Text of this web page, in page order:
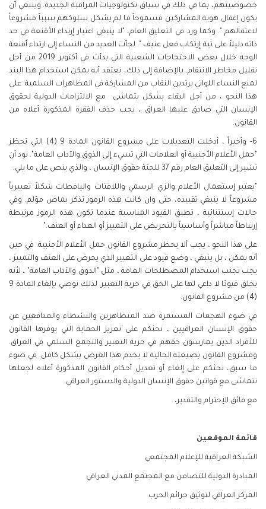
خصوصيتهم، بما في ذلك في سياق تكنولوجيات المراقبة الجديدة. وينبغي أن
يكون إغفال هوية المشاركين مسموحاً ما لم يشكل سلوكهم سبباً مشروعاُ
لاعتقالهم ". وكما ورد في التعليق العام، "لا ينبغي اعتبار إرتداء الأقنعة في حد
ذاته دليلاً على نية إرتكاب فعل عنيف ". لجأت العديد من النساء إلى ارتداء أقنعة
الوجه خلال بعض الاحتجاجات الشعبية التي بدأت في أكتوبر 2019 من أجل
تقليل مخاطر الانتقام. بالإضافة إلى ذلك، نعتقد أنه يمكن استخدام هذا البند
لمنع النساء اللواتي يرتدين النقاب من المشاركة في المظاهرات السلمية. على
هذا النحو ، من أجل البقاء بشكل يتماشى مع الالتزامات الدولية لحقوق
الإنسان التي صادق عليها العراق ، يجب حذف الفقرة المذكورة أعلاه من
القانون.
6- وأخيراً ، أدخلت التعديلات على مشروع القانون المادة 9 (4) التي تحظر
"حمل الأعلام الأجنبية أو العلامات التي تسيء إلى الذوق والآداب العامة". نود أن
نشير إلى التعليق العام رقم 37 للجنة حقوق الإنسان ، والذي ينص على ما يلي:
"يعتبر إستعمال الأعلام والزي الرسمي واللافتات واليافطات شكلاً تعبيرياً
مشروعاً لا ينبغي تقييده، حتى وان كانت هذه الرموز تذكر بماض مؤلم. وفي
حالات إستثنائية ، تطبق القيود المناسبة عندما تكون هذه الرموز مرتبطة
إرتباطاً مباشراً وأساسياً بالتحريض على التمييز أو العداء أو العنف."
على هذا النحو ، يجب ألا يحظر مشروع القانون حمل الأعلام الأجنبية. في حين
أنه يمكن ، بل ينبغي ، وضع قيود على التعبير الذي يحرض على العنف والتمييز ،
يجب تجنب استخدام المصطلحات العامة ، مثل "الذوق والآداب العامة" ، لأنه
يخلق قيودًا لا داعي لها على الحق في حرية التعبير. لذلك نوصي بإلغاء المادة 9
(4) من مشروع القانون.
في ضوء الهجمات المستمرة ضد المتظاهرين والنشطاء والمدافعين عن
حقوق الإنسان العراقيين ، نحثكم على تعزيز الحماية التي يوفرها القانون
للأفراد الذين يمارسون حقهم في حرية التعبير والتجمع السلمي في العراق.
ومشروع القانون بصيغته الحالية لا يخدم هذا الغرض بشكل كامل. في ضوء
ما سبق، نحثكم على إلغاء أو تعديل أحكام القانون المذكورة أعلاه لجعلها
تتماشى مع قوانين حقوق الإنسان الدولية والدستور العراقي.
مع فائق الإحترام والتقدير،
قائمة الموقعين
الشبكة العراقية للإعلام المجتمعي
المبادرة الدولية للتضامن مع المجتمع المدني العراقي
المركز العراقي لتوثيق جرائم الحرب